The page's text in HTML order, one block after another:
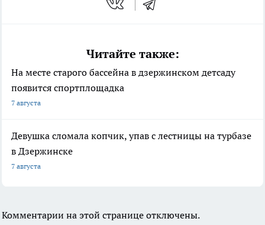
Читайте также:
На месте старого бассейна в дзержинском детсаду
появится спортплощадка
7 августа
Девушка сломала копчик, упав с лестницы на турбазе
в Дзержинске
7 августа
Комментарии на этой странице отключены.